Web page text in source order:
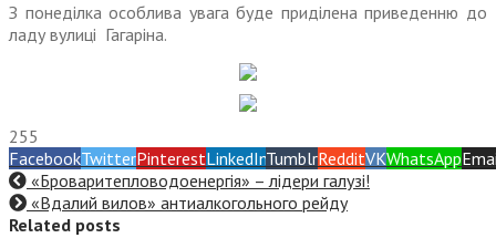
З понеділка особлива увага буде приділена приведенню до
ладу вулиці Гагаріна.
255
FacebookTwitterPinterestLinkedInTumblrRedditVKWhatsApp
«Броваритепловодоенергія» – лідери галузі!
«Вдалий вилов» антиалкогольного рейду
Related posts